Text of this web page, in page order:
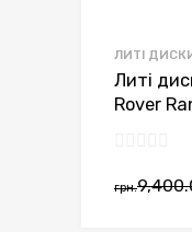
ЛИТІ
Литі
Rover
грн.